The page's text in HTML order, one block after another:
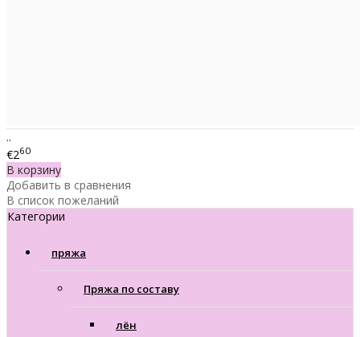
..
€260
В корзину
Добавить в сравнения
В список пожеланий
Категории
пряжа
Пряжа по составу
лён